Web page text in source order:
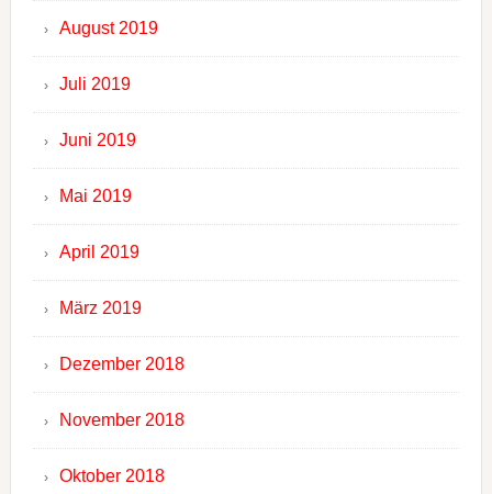
August 2019
Juli 2019
Juni 2019
Mai 2019
April 2019
März 2019
Dezember 2018
November 2018
Oktober 2018